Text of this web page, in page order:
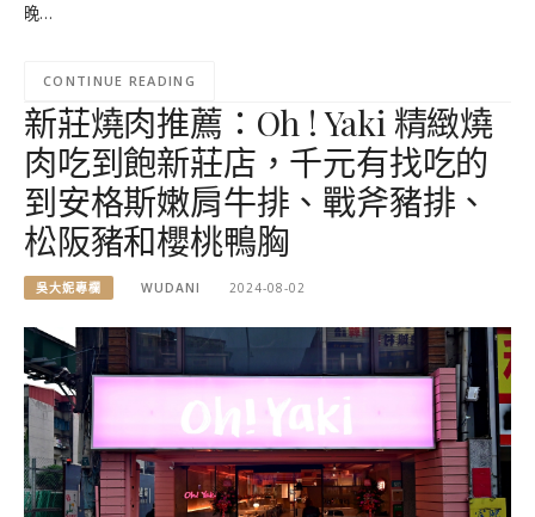
晚…
CONTINUE READING
新莊燒肉推薦：Oh ! Yaki 精緻燒
肉吃到飽新莊店，千元有找吃的
到安格斯嫩肩牛排、戰斧豬排、
松阪豬和櫻桃鴨胸
吳大妮專欄 WUDANI 2024-08-02